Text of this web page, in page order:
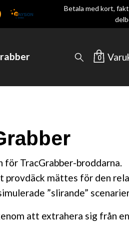
Betala med kort,
0
TracGrabber-broddarna.
mättes för den
”slirande”
att extrahera sig från en